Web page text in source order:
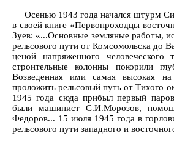
Осенью 1943 года начался штурм
в своей книге «Первопроходцы
Зуев: «...Основные земляные работы,
рельсового пути от Комсомольска до
ценой напряженного
строительные колонны покорили
Возведенная ими самая высокая на
проложить рельсовый путь от Тихого
1945 года сюда прибыл первый
были машинист С.И.Морозов,
Федоров... 15 июля 1945 года в
рельсового пути западного и